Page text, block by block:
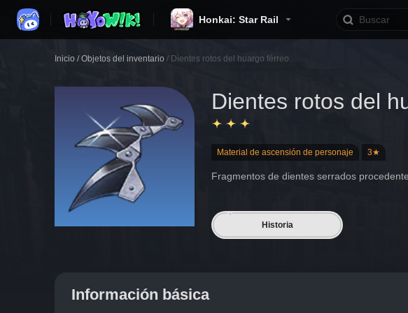
Honkai: Star Rail
Inicio / Objetos del inventario / Dientes rotos del huargo férreo
Dientes rotos del
Material de ascensión de personaje 3★
Fragmentos de dientes serrados
Historia
Información básica